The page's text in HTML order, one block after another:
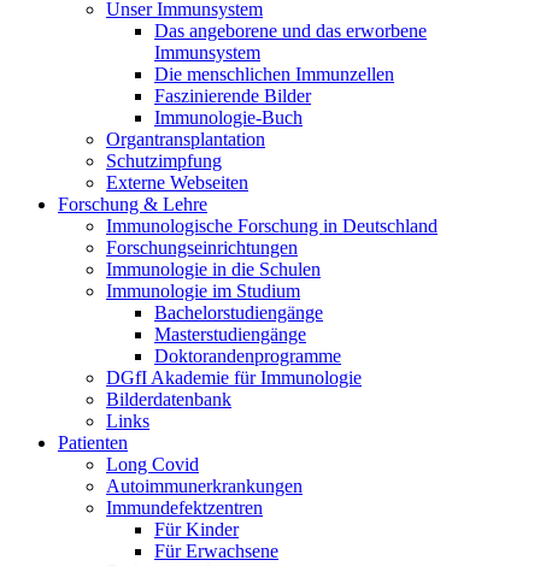
Unser Immunsystem
Das angeborene und das erworbene
Immunsystem
Die menschlichen Immunzellen
Faszinierende Bilder
Immunologie-Buch
Organtransplantation
Schutzimpfung
Externe Webseiten
Forschung & Lehre
Immunologische Forschung in Deutschland
Forschungseinrichtungen
Immunologie in die Schulen
Immunologie im Studium
Bachelorstudiengänge
Masterstudiengänge
Doktorandenprogramme
DGfI Akademie für Immunologie
Bilderdatenbank
Links
Patienten
Long Covid
Autoimmunerkrankungen
Immundefektzentren
Für Kinder
Für Erwachsene